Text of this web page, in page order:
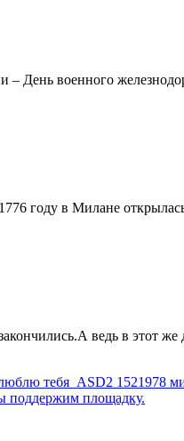
День военного
году в Милане
ведь в этот же
тебя ASD2 1521978
поддержим площадку.